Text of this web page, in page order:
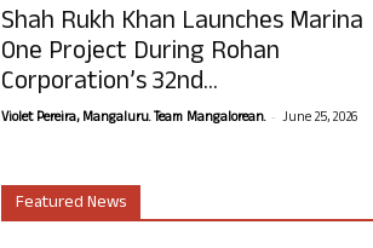
Shah Rukh Khan Launches Marina
One Project During Rohan
Corporation’s 32nd...
Violet Pereira, Mangaluru. Team Mangalorean. - June 25, 2026
Featured News